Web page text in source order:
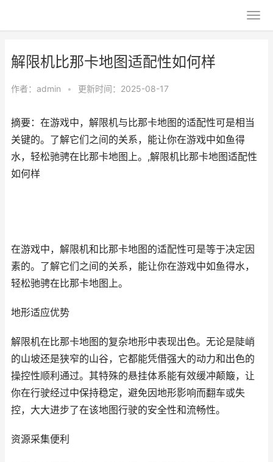
解限机比那卡地图适配性如何样
作者： admin • 更新时间：2025-08-17
摘要：在游戏中，解限机与比那卡地图的适配性可是相当
关键的。了解它们之间的关系，能让你在游戏中如鱼得
水，轻松驰骋在比那卡地图上。,解限机比那卡地图适配性
如何样
在游戏中，解限机和比那卡地图的适配性可是等于决定因
素的。了解它们之间的关系，能让你在游戏中如鱼得水，
轻松驰骋在比那卡地图上。
地形适应优势
解限机在比那卡地图的复杂地形中表现出色。无论是陡峭
的山坡还是狭窄的山谷，它都能凭借强大的动力和出色的
操控性顺利通过。其特殊的悬挂体系能有效缓冲颠簸，让
你在行驶经过中保持稳定，避免因地形影响而翻车或失
控，大大进步了在该地图行驶的安全性和流畅性。
资源采集便利